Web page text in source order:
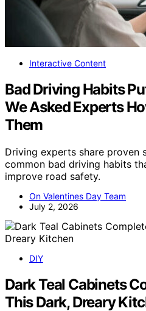
Interactive Content
Bad Driving Habits
We Asked Experts
Them
Driving experts share proven
common bad driving habits
improve road safety.
On Valentines Day Team
July 2, 2026
DIY
Dark Teal Cabinets
This Dark, Dreary